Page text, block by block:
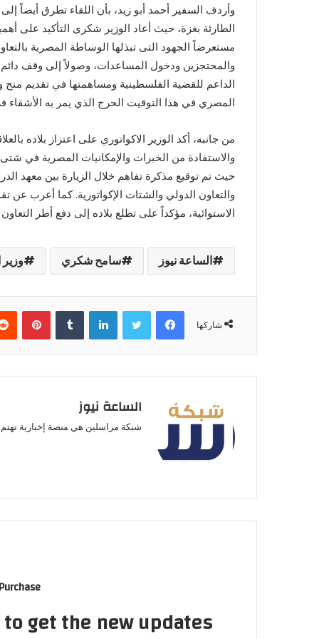
وأردف السفير أحمد أبو زيد، بأن اللقاء تطرق أيضاً
الطارئة بغزة، حيث أعاد الوزير شكرى التأكيد على
مستعرضاً الجهود التى تبذلها الوساطة المصرية
والمحتجزين ودخول المساعدات، وصولاً إلى وقف دائم
الداعم للقضية الفلسطينية ومساهمتها في تقديم
المصري في هذا التوقيت الحرج الذي يمر به
من جانبه، أكد الوزير الاكواتوري على اعتزاز بلاده
والاستفادة من الخبرات والإمكانيات المصرية في
حيث تم توقيع مذكرة تفاهم خلال الزيارة بين معهد
والتعاون الدولي والشتات الإكواتورية. كما أعرب عن
الاستوائية، مؤكداً على تطلع بلاده إلى دفع أطر
الساعة نيوز سامح شكري وزير
شاركها
فيسبوكتويتر لينكدإن
الساعة نيوز
شبكة مراسلين هي منصة إخبارية تهتم
get the new updates!